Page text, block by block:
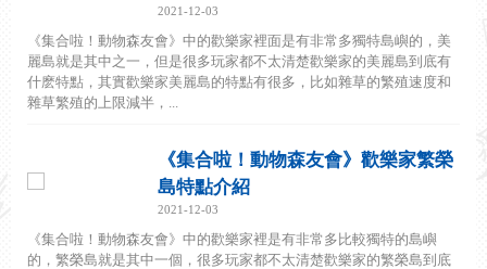
2021-12-03
《集合啦！動物森友會》中的歡樂家裡面是有非常多獨特島嶼的，美
麗島就是其中之一，但是很多玩家都不太清楚歡樂家的美麗島到底有
什麽特點，其實歡樂家美麗島的特點有很多，比如雜草的繁殖速度和
雜草繁殖的上限減半，...
《集合啦！動物森友會》歡樂家繁榮
島特點介紹
2021-12-03
《集合啦！動物森友會》中的歡樂家裡是有非常多比較獨特的島嶼
的，繁榮島就是其中一個，很多玩家都不太清楚歡樂家的繁榮島到底